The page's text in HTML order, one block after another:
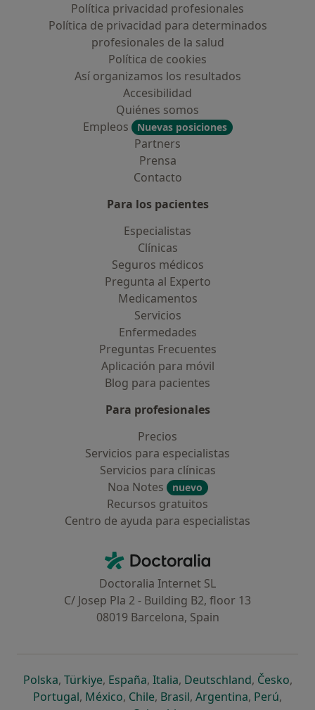
Política privacidad profesionales
Política de privacidad para determinados
profesionales de la salud
Política de cookies
Así organizamos los resultados
Accesibilidad
Quiénes somos
Empleos
Nuevas posiciones
Partners
Prensa
Contacto
Para los pacientes
Especialistas
Clínicas
Seguros médicos
Pregunta al Experto
Medicamentos
Servicios
Enfermedades
Preguntas Frecuentes
Aplicación para móvil
Blog para pacientes
Para profesionales
Precios
Servicios para especialistas
Servicios para clínicas
Noa Notes
nuevo
Recursos gratuitos
Centro de ayuda para especialistas
Doctoralia - Página de inicio
Doctoralia Internet SL
C/ Josep Pla 2 - Building B2, floor 13
08019 Barcelona, Spain
Polskase abre en una nueva pestaña
, Türkiyese abre en una nueva pestaña
, Españase abre en una nueva pestaña
, Italiase abre en una nueva
, Deutschlandse abre en
, Českose
,
Portugalse abre en una nueva pestaña
, Méxicose abre en una nueva pestaña
, Chilese abre en una nueva pestaña
, Brasilse abre en una nueva
, Argentinase abre en
, Perúse
,